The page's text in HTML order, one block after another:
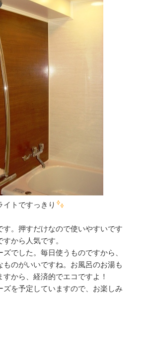
イトですっきり
す。押すだけなので使いやすいです
から人気です。
でした。毎日使うものですから、
ものがいいですね。お風呂のお湯も
から、経済的でエコですよ！
ズを予定していますので、お楽しみ